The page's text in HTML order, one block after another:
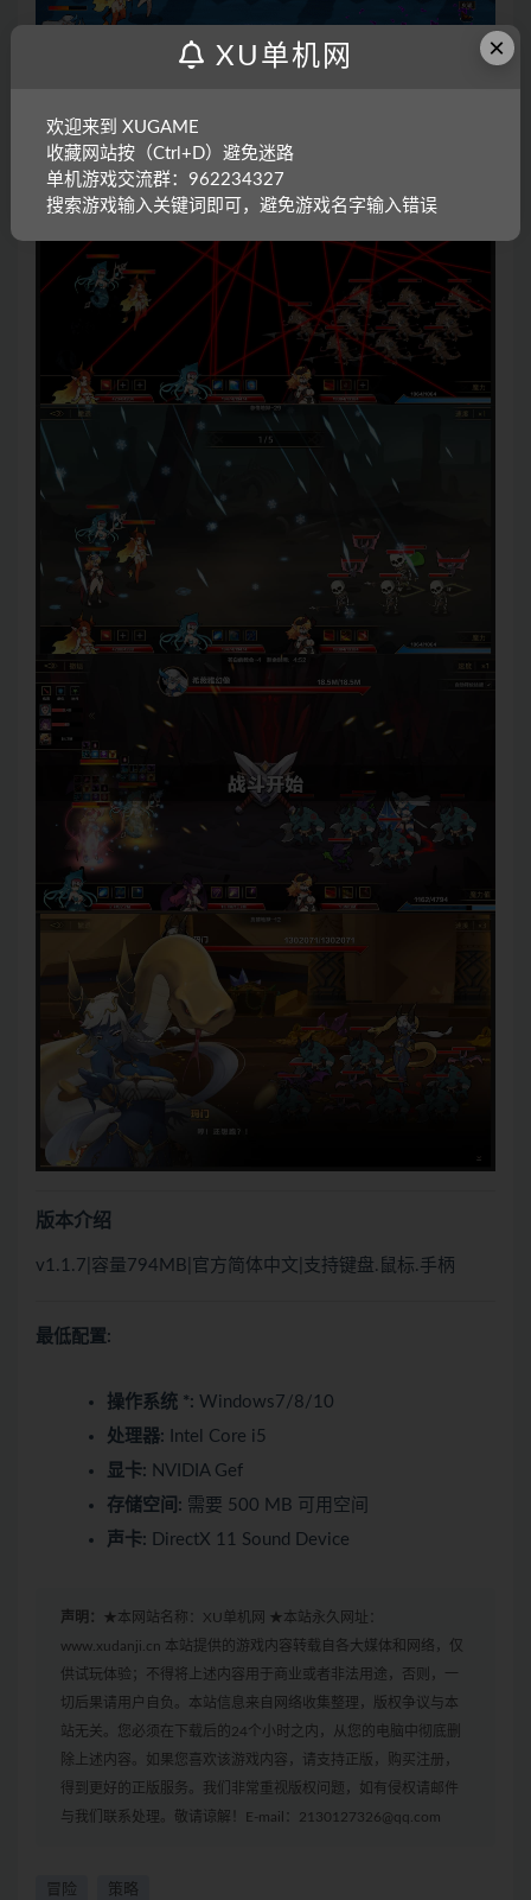
版本介绍
v1.1.7|容量794MB|官方简体中文|支持键盘.鼠标.手柄
最低配置:
操作系统 *: Windows7/8/10
处理器: Intel Core i5
显卡: NVIDIA Gef
存储空间: 需要 500 MB 可用空间
声卡: DirectX 11 Sound Device
声明： ★本网站名称：XU单机网 ★本站永久网址：
www.xudanji.cn 本站提供的游戏内容转载自各大媒体和网络，仅
供试玩体验；不得将上述内容用于商业或者非法用途，否则，一
切后果请用户自负。本站信息来自网络收集整理，版权争议与本
站无关。您必须在下载后的24个小时之内，从您的电脑中彻底删
除上述内容。如果您喜欢该游戏内容，请支持正版，购买注册，
得到更好的正版服务。我们非常重视版权问题，如有侵权请邮件
与我们联系处理。敬请谅解！E-mail：2130127326@qq.com
冒险 策略
×
XU单机网
欢迎来到 XUGAME
收藏网站按（Ctrl+D）避免迷路
单机游戏交流群：962234327
搜索游戏输入关键词即可，避免游戏名字输入错误